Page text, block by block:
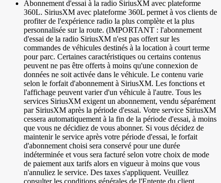
Abonnement d'essai à la radio SiriusXM avec plateforme
360L. SiriusXM avec plateforme 360L permet à vos clients de
profiter de l'expérience radio la plus complète et la plus
personnalisée sur la route. (IMPORTANT : l'abonnement
d'essai de la radio SiriusXM n'est pas offert sur les
commandes de véhicules destinés à la location à court terme
pour parc. Certaines caractéristiques ou certains contenus
peuvent ne pas être offerts à moins qu'une connexion de
données ne soit activée dans le véhicule. Le contenu varie
selon le forfait d'abonnement à SiriusXM. Les fonctions et
l'affichage peuvent varier d'un véhicule à l'autre. Tous les
services SiriusXM exigent un abonnement, vendu séparément
par SiriusXM après la période d'essai. Votre service SiriusXM
cessera automatiquement à la fin de la période d'essai, à moins
que vous ne décidiez de vous abonner. Si vous décidez de
maintenir le service après votre période d'essai, le forfait
d'abonnement choisi sera conservé pour une durée
indéterminée et vous sera facturé selon votre choix de mode
de paiement aux tarifs alors en vigueur à moins que vous
n'annuliez le service. Des taxes s'appliquent. Veuillez
consulter les conditions générales de l'Entente du client